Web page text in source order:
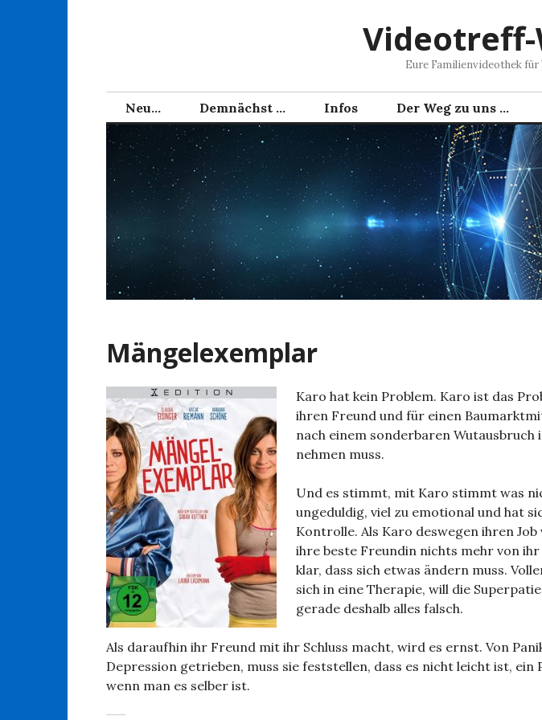
Eure Familienvideothek
Neu… Demnächst … Infos Der Weg zu uns …
Mängelexemplar
Karo hat kein Problem. Karo ist das
ihren Freund und für einen
nach einem sonderbaren Wutausbruch
nehmen muss.
Und es stimmt, mit Karo stimmt was
ungeduldig, viel zu emotional und hat
Kontrolle. Als Karo deswegen ihren
ihre beste Freundin nichts mehr von
klar, dass sich etwas ändern muss.
sich in eine Therapie, will die
gerade deshalb alles falsch.
Als daraufhin ihr Freund mit ihr Schluss macht, wird es ernst. Von
Depression getrieben, muss sie feststellen, dass es nicht leicht ist, ein
wenn man es selber ist.